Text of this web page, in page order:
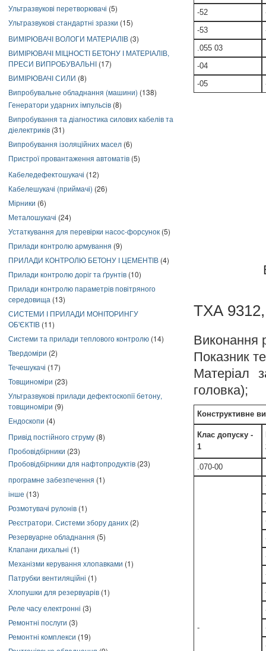
Ультразвукові перетворювачі (5)
Ультразвукові стандартні зразки (15)
ВИМІРЮВАЧІ ВОЛОГИ МАТЕРІАЛІВ (3)
ВИМІРЮВАЧІ МІЦНОСТІ БЕТОНУ І МАТЕРІАЛІВ,
ПРЕСИ ВИПРОБУВАЛЬНІ (17)
ВИМІРЮВАЧІ СИЛИ (8)
Випробувальне обладнання (машини) (138)
Генератори ударних імпульсів (8)
Випробування та діагностика силових кабелів та
діелектриків (31)
Випробування ізоляційних масел (6)
Пристрої провантаження автоматів (5)
Кабеледефектошукачі (12)
Кабелешукачі (приймачі) (26)
Мірники (6)
Металошукачі (24)
Устаткування для перевірки насос-форсунок (5)
Прилади контролю армування (9)
ПРИЛАДИ КОНТРОЛЮ БЕТОНУ І ЦЕМЕНТІВ (4)
Прилади контролю доріг та ґрунтів (10)
Прилади контролю параметрів повітряного
середовища (13)
СИСТЕМИ І ПРИЛАДИ МОНІТОРИНГУ
ОБ'ЄКТІВ (11)
Системи та прилади теплового контролю (14)
Твердоміри (2)
Течешукачі (17)
Товщиноміри (23)
Ультразвукові прилади дефектоскопії бетону,
товщиноміри (9)
Ендоскопи (4)
Привід постійного струму (8)
Пробовідбірники (23)
Пробовідбірники для нафтопродуктів (23)
програмне забезпечення (1)
інше (13)
Розмотувачі рулонів (1)
Реєстратори. Системи збору даних (2)
Резервуарне обладнання (5)
Клапани дихальні (1)
Механізми керування хлопавками (1)
Патрубки вентиляційні (1)
Хлопушки для резервуарів (1)
Реле часу електронні (3)
Ремонтні послуги (3)
Ремонтні комплекси (19)
-52
-53
.055 03
-04
-05
ТХА
Показник
Матеріал
головка);
Конструктивне
Клас допуску -
1
.070-00
-